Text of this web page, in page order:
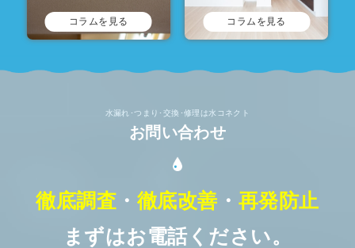
コラムを見る コラムを見る
水漏れ･つまり･交換･修理は水コネクト
お問い合わせ
徹底調査 ・ 徹底改善 ・ 再発防止
まずはお電話ください。